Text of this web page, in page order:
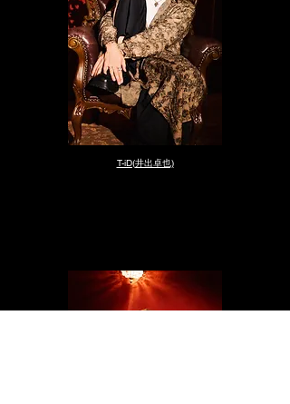
T-iD(井出卓也)